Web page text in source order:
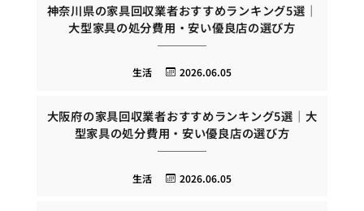
神奈川県の家具回収業者おすすめランキング5選｜
大型家具の処分費用・安い優良店の選び方
2026.06.05
生活
大阪府の家具回収業者おすすめランキング5選｜大
型家具の処分費用・安い優良店の選び方
2026.06.05
生活